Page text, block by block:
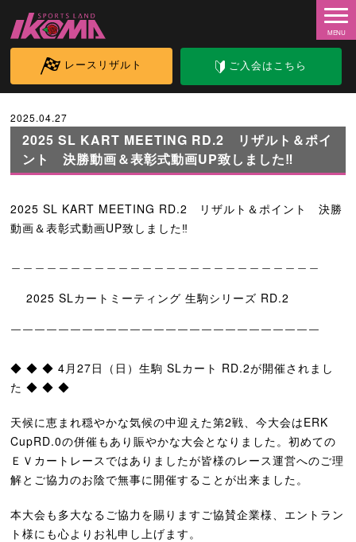
レースリザルト ご入会はこちら
2025.04.27
2025 SL KART MEETING RD.2 リザルト＆ポイ
ント 決勝動画＆表彰式動画UP致しました‼
2025 SL KART MEETING RD.2 リザルト＆ポイント 決勝
動画＆表彰式動画UP致しました‼
2025 SLカートミーティング 生駒シリーズ RD.2
￣￣￣￣￣￣￣￣￣￣￣￣￣￣￣￣￣￣￣￣￣￣￣￣￣￣
◆ ◆ ◆ 4月27日（日）生駒 SLカート RD.2が開催されまし
た ◆ ◆ ◆
天候に恵まれ穏やかな気候の中迎えた第2戦、今大会はERK
CupRD.0の併催もあり賑やかな大会となりました。初めての
ＥＶカートレースではありましたが皆様のレース運営へのご理
解とご協力のお陰で無事に開催することが出来ました。
本大会も多大なるご協力を賜りますご協賛企業様、エントラン
ト様にも心よりお礼申し上げます。